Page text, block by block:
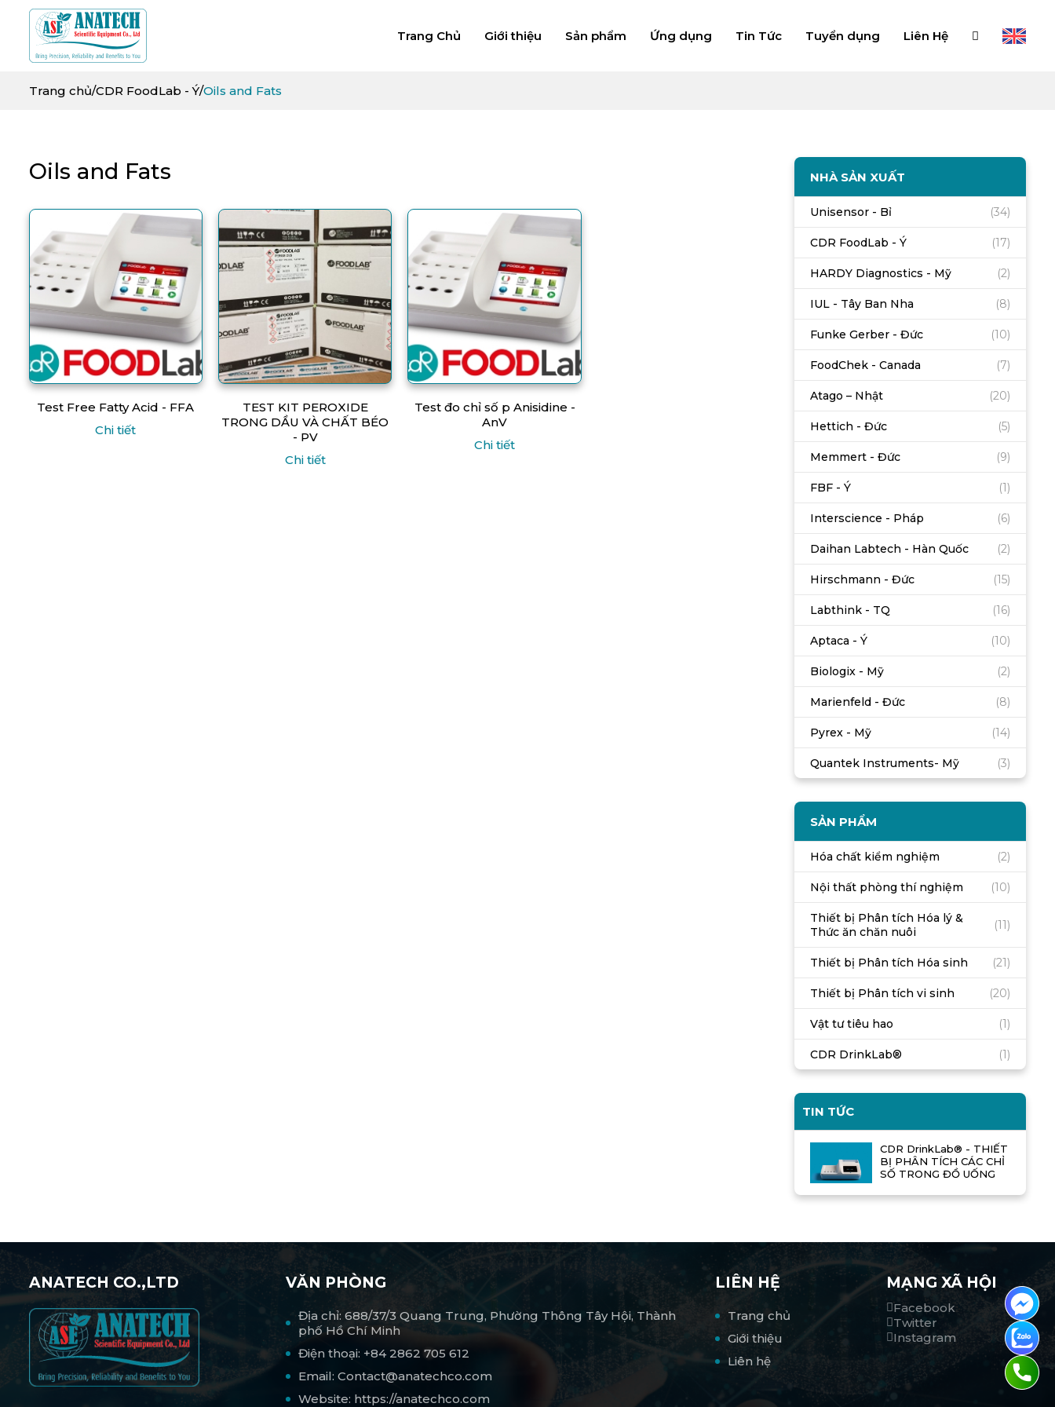
Trang Chủ Giới thiệu Sản phẩm Ứng dụng Tin Tức Tuyển dụng Liên Hệ
Trang chủ/CDR FoodLab - Ý/Oils and Fats
Oils and Fats
Test Free Fatty Acid - FFA
Chi tiết
TEST KIT PEROXIDE
TRONG DẦU VÀ CHẤT BÉO
- PV
Chi tiết
Test đo chỉ số p Anisidine -
AnV
Chi tiết
NHÀ SẢN XUẤT
Unisensor - Bỉ (34)
CDR FoodLab - Ý (17)
HARDY Diagnostics - Mỹ (2)
IUL - Tây Ban Nha (8)
Funke Gerber - Đức (10)
FoodChek - Canada (7)
Atago – Nhật (20)
Hettich - Đức (5)
Memmert - Đức (9)
FBF - Ý (1)
Interscience - Pháp (6)
Daihan Labtech - Hàn Quốc (2)
Hirschmann - Đức (15)
Labthink - TQ (16)
Aptaca - Ý (10)
Biologix - Mỹ (2)
Marienfeld - Đức (8)
Pyrex - Mỹ (14)
Quantek Instruments- Mỹ (3)
SẢN PHẨM
Hóa chất kiểm nghiệm (2)
Nội thất phòng thí nghiệm (10)
Thiết bị Phân tích Hóa lý &
Thức ăn chăn nuôi
(11)
Thiết bị Phân tích Hóa sinh (21)
Thiết bị Phân tích vi sinh (20)
Vật tư tiêu hao (1)
CDR DrinkLab® (1)
TIN TỨC
CDR DrinkLab® - THIẾT
BỊ PHÂN TÍCH CÁC CHỈ
SỐ TRONG ĐỒ UỐNG
ANATECH CO.,LTD VĂN PHÒNG
Địa chỉ: 688/37/3 Quang Trung, Phường Thông Tây Hội, Thành
phố Hồ Chí Minh
Điện thoại: +84 2862 705 612
Email: Contact@anatechco.com
Website: https://anatechco.com
LIÊN HỆ
Trang chủ
Giới thiệu
Liên hệ
MẠNG XÃ HỘI
Facebook
Twitter
Instagram